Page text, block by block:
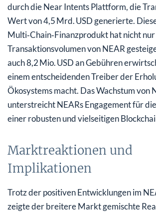
durch die Near Intents Plattform, die
Wert von 4,5 Mrd. USD generierte.
Multi‑Chain‑Finanzprodukt hat nicht
Transaktionsvolumen von NEAR
auch 8,2 Mio. USD an Gebühren
einem entscheidenden Treiber der
Ökosystems macht. Das Wachstum von
unterstreicht NEARs Engagement für
einer robusten und vielseitigen
Marktreaktionen und
Implikationen
Trotz der positiven Entwicklungen im
zeigte der breitere Markt gemischte